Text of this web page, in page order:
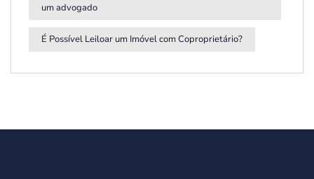
um advogado
É Possível Leiloar um Imóvel com Coproprietário?